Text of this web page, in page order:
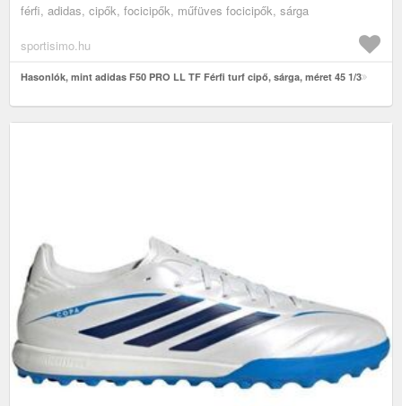
férfi, adidas, cipők, focicipők, műfüves focicipők, sárga
sportisimo.hu
Hasonlók, mint adidas F50 PRO LL TF Férfi turf cipő, sárga, méret 45 1/3